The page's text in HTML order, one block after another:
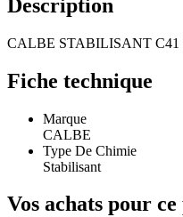
Description
CALBE STABILISANT C41
Fiche technique
Marque
CALBE
Type De Chimie
Stabilisant
Vos achats pour